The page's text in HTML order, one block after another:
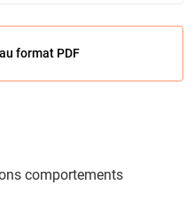
format PDF
comportements